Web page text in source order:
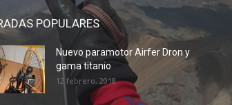
POPULARES
Nuevo paramotor Airfer Dron y
gama titanio
12 febrero, 2018